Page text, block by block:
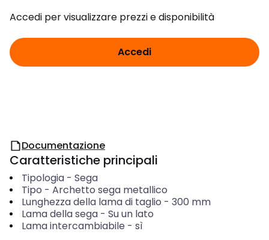
Accedi per visualizzare prezzi e disponibilità
Accedi
Documentazione
Caratteristiche principali
Tipologia- Sega
Tipo - Archetto sega metallico
Lunghezza della lama di taglio - 300 mm
Lama della sega- Su un lato
Lama intercambiabile - sì